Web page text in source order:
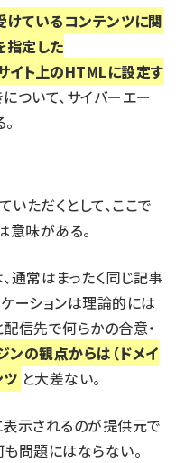
けているコンテンツに関
指定した
ト上のHTMLに設定す
ついて、サイバーエー
ただくとして、ここで
意味がある。
通常はまったく同じ記事
ーションは理論的には
信先で何らかの合意・
ンの観点からは（ドメイ
と大差ない。
表示されるのが提供元で
問題にはならない。